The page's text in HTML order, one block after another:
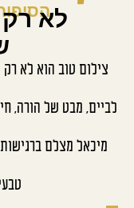
הסיפור
לא רק
טוב הוא לא רק
מבט של הורה, חיבוק
של
מצלם ברגישות, בשקט
טבעיים,